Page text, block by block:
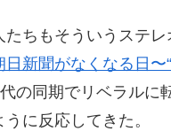
ちもそういうステ
日新聞がなくなる日
の同期でリベラルに
に反応してきた。